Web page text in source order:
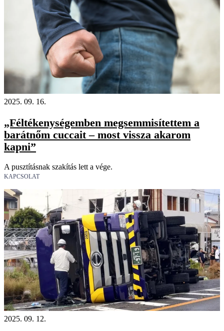
2025. 09. 16.
„Féltékenységemben megsemmisítettem a
barátnőm cuccait – most vissza akarom
kapni”
A pusztításnak szakítás lett a vége.
KAPCSOLAT
2025. 09. 12.